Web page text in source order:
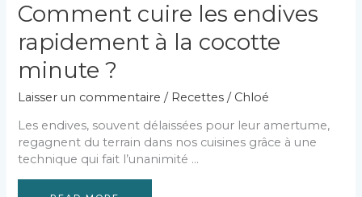
Comment cuire les endives
rapidement à la cocotte
minute ?
Laisser un commentaire / Recettes / Chloé
Les endives, souvent délaissées pour leur amertume,
regagnent du terrain dans nos cuisines grâce à une
technique qui fait l’unanimité …